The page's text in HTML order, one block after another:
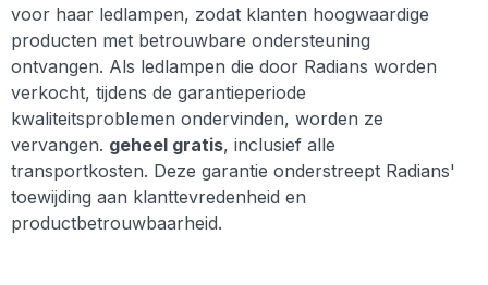
voor haar ledlampen, zodat klanten hoogwaardige
producten met betrouwbare ondersteuning
ontvangen. Als ledlampen die door Radians worden
verkocht, tijdens de garantieperiode
kwaliteitsproblemen ondervinden, worden ze
vervangen. geheel gratis, inclusief alle
transportkosten. Deze garantie onderstreept Radians'
toewijding aan klanttevredenheid en
productbetrouwbaarheid.